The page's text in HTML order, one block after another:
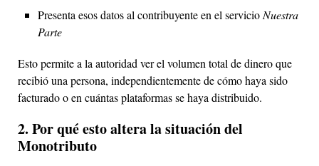
Presenta esos datos al contribuyente en el servicio Nuestra
Parte
Esto permite a la autoridad ver el volumen total de dinero que
recibió una persona, independientemente de cómo haya sido
facturado o en cuántas plataformas se haya distribuido.
2. Por qué esto altera la situación del
Monotributo